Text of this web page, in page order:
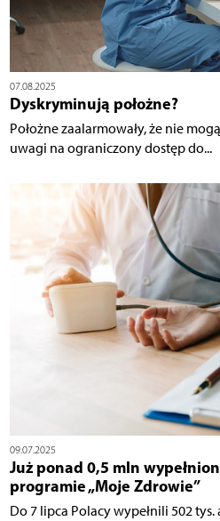
07.08.2025
Dyskryminują położne?
Położne zaalarmowały, że nie
uwagi na ograniczony dostęp do...
09.07.2025
Już ponad 0,5 mln
programie „Moje Zdrowie”
Do 7 lipca Polacy wypełnili 502